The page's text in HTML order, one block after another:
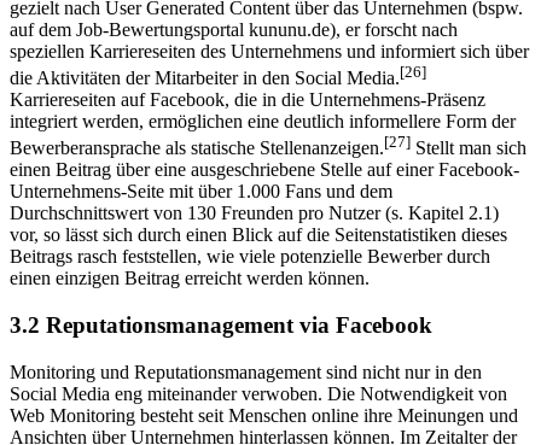
gezielt nach User Generated Content über das Unternehmen (bspw.
auf dem Job-Bewertungsportal kununu.de), er forscht nach
speziellen Karriereseiten des Unternehmens und informiert sich über
die Aktivitäten der Mitarbeiter in den Social Media.[26]
Karriereseiten auf Facebook, die in die Unternehmens-Präsenz
integriert werden, ermöglichen eine deutlich informellere Form der
Bewerberansprache als statische Stellenanzeigen.[27] Stellt man sich
einen Beitrag über eine ausgeschriebene Stelle auf einer Facebook-
Unternehmens-Seite mit über 1.000 Fans und dem
Durchschnittswert von 130 Freunden pro Nutzer (s. Kapitel 2.1)
vor, so lässt sich durch einen Blick auf die Seitenstatistiken dieses
Beitrags rasch feststellen, wie viele potenzielle Bewerber durch
einen einzigen Beitrag erreicht werden können.
3.2 Reputationsmanagement via Facebook
Monitoring und Reputationsmanagement sind nicht nur in den
Social Media eng miteinander verwoben. Die Notwendigkeit von
Web Monitoring besteht seit Menschen online ihre Meinungen und
Ansichten über Unternehmen hinterlassen können. Im Zeitalter der